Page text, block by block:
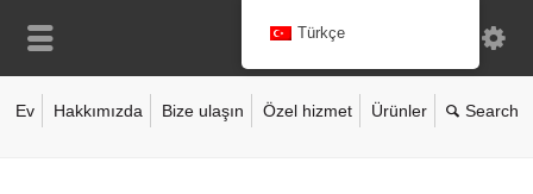
Ev Hakkımızda Bize ulaşın Özel hizmet Ürünler
Türkçe